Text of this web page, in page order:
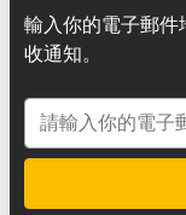
輸入你的電子郵件
收通知。
電子郵件地址